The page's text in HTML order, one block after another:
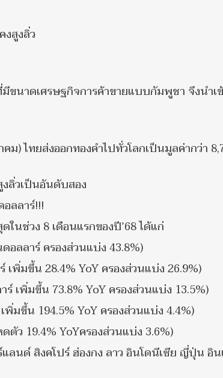
สูงลิ่ว
ขนาดเศรษฐกิจการค้าขายแบบกัมพูชา จึงนำเ
) ไทยส่งออกทองคำไปทั่วโลกเป็นมูลค่ากว่า
งลิ่วเป็นอันดับสอง
ลลาร์!!!
นช่วง 8 เดือนแรกของปี’68 ได้แก่
อลลาร์ ครองส่วนแบ่ง 43.8%)
พิ่มขึ้น 28.4% YoY ครองส่วนแบ่ง 26.9%)
เพิ่มขึ้น 73.8% YoY ครองส่วนแบ่ง 13.5%)
พิ่มขึ้น 194.5% YoY ครองส่วนแบ่ง 4.4%)
ตัว 19.4% YoYครองส่วนแบ่ง 3.6%)
ลนด์ สิงคโปร์ ฮ่องกง ลาว อินโดนีเซีย ญี่ปุ่น อิน